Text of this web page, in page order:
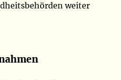
weiter